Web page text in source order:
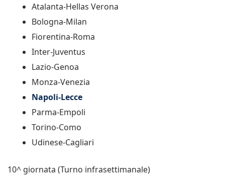
Atalanta-Hellas Verona
Bologna-Milan
Fiorentina-Roma
Inter-Juventus
Lazio-Genoa
Monza-Venezia
Napoli-Lecce
Parma-Empoli
Torino-Como
Udinese-Cagliari
10^ giornata (Turno infrasettimanale)